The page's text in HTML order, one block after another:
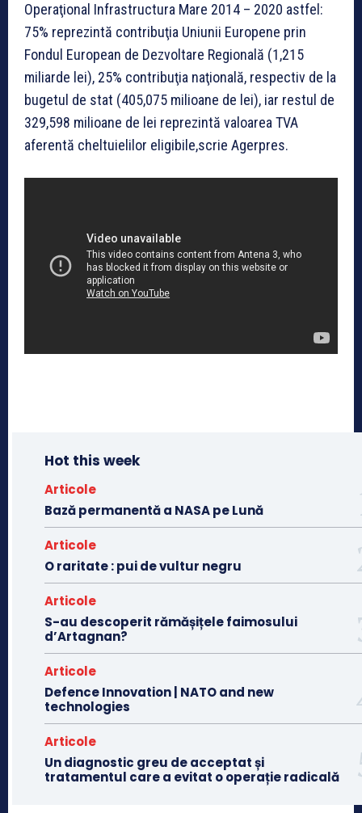
Operaţional Infrastructura Mare 2014 – 2020 astfel:
75% reprezintă contribuţia Uniunii Europene prin
Fondul European de Dezvoltare Regională (1,215
miliarde lei), 25% contribuţia naţională, respectiv de la
bugetul de stat (405,075 milioane de lei), iar restul de
329,598 milioane de lei reprezintă valoarea TVA
aferentă cheltuielilor eligibile,scrie Agerpres.
Hot this week
Articole
Bază permanentă a NASA pe Lună
Articole
O raritate : pui de vultur negru
Articole
S-au descoperit rămășițele faimosului
d’Artagnan?
Articole
Defence Innovation | NATO and new
technologies
Articole
Un diagnostic greu de acceptat și
tratamentul care a evitat o operație radicală